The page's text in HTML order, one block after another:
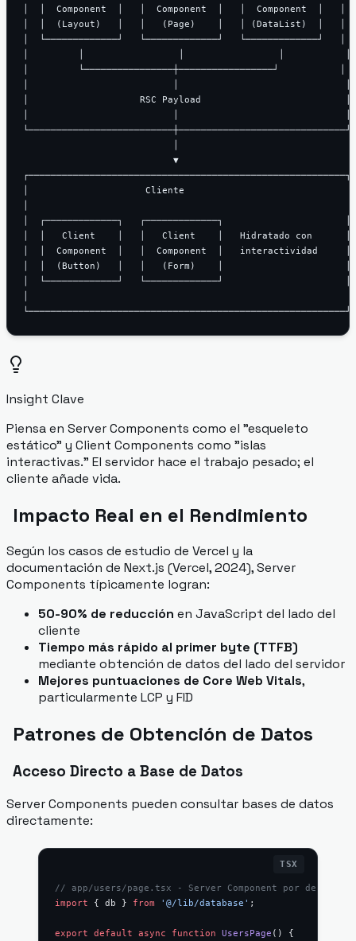
│  │  Component  │   │  Component  │   │  Component  │   │
│  │  (Layout)   │   │   (Page)    │   │ (DataList)  │   │
│  └─────────────┘   └─────────────┘   └─────────────┘   │
│         └────────────────┼─────────────────┘           │
│                    RSC Payload                          │
└──────────────────────────┼──────────────────────────────┘
                           ▼
┌─────────────────────────────────────────────────────────┐
│                     Cliente                              │
│  ┌─────────────┐   ┌─────────────┐                      │
│  │   Client    │   │   Client    │   Hidratado con      │
│  │  Component  │   │  Component  │   interactividad     │
│  │  (Button)   │   │   (Form)    │                      │
│  └─────────────┘   └─────────────┘                      │
Insight Clave
Piensa en Server Components como el "esqueleto
estático" y Client Components como "islas
interactivas." El servidor hace el trabajo pesado; el
cliente añade vida.
Impacto Real en el Rendimiento
Según los casos de estudio de Vercel y la
documentación de Next.js (Vercel, 2024), Server
Components típicamente logran:
50-90% de reducción en JavaScript del lado del
cliente
Tiempo más rápido al primer byte (TTFB)
mediante obtención de datos del lado del servidor
Mejores puntuaciones de Core Web Vitals,
particularmente LCP y FID
Patrones de Obtención de Datos
Acceso Directo a Base de Datos
Server Components pueden consultar bases de datos
directamente:
// app/users/page.tsx - Server Component por defecto
import { db } from '@/lib/database' ;
export default async function UsersPage () {